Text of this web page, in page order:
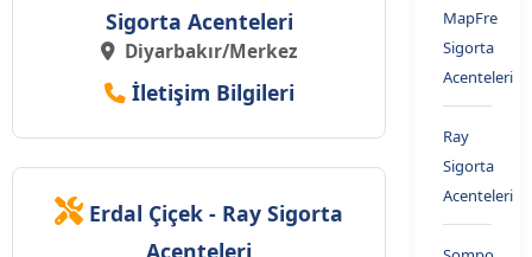
Sigorta Acenteleri
Diyarbakır/Merkez
İletişim Bilgileri
Erdal Çiçek - Ray Sigorta
MapFre
Sigorta
Acenteleri
Ray
Sigorta
Acenteleri